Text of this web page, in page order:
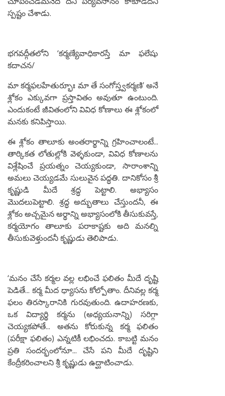
స్పష్టం చేశాడు.
భగవద్గీతలోని ‘కర్మణ్యేవాధికారస్తే మా ఫలేషు
కదాచన/
మా కర్మఫలహేతుర్భూః మా తే సంగోస్త్వకర్మణి’ అనే
శ్లోకం ఎక్కువగా ప్రస్తావితం అవుతూ ఉంటుంది.
ఎందుకంటే జీవితంలోని వివిధ కోణాలు ఈ శ్లోకంలో
మనకు కనిపిస్తాయి.
ఈ శ్లోకం తాలూకు అంతరార్థాన్ని గ్రహించాలంటే...
తార్కికత లోతుల్లోకి వెళ్ళకుండా, వివిధ కోణాలను
విశ్లేషించే ప్రయత్నం చెయ్యకుండా, సారాంశాన్ని
అమలు చెయ్యడమే సులువైన పద్ధతి. దానికోసం శ్రీ
కృష్ణుడి మీదే శ్రద్ధ పెట్టాలి. అభ్యాసం
మొదలుపెట్టాలి. శ్రద్ధ అద్భుతాలు చేస్తుందనీ, ఈ
శ్లోకం అచ్చమైన అర్థాన్ని అభ్యాసంలోకి తీసుకువస్తే,
కర్మయోగం తాలూకు పరాకాష్టకు అది మనల్ని
తీసుకువెళ్తుందనీ కృష్ణుడు తెలిపాడు.
‘మనం చేసే కర్మల వల్ల లభించే ఫలితం మీదే దృష్టి
పెడితే... కర్మ మీద ధ్యాసను కోల్పోతాం. దీనివల్ల కర్మ
ఫలం తిరస్కారానికి గురవుతుంది. ఉదాహరణకు,
ఒక విద్యార్థి కర్మను (అధ్యయనాన్ని) సరిగ్గా
చెయ్యకపోతే... అతను కోరుకున్న కర్మ ఫలితం
(పరీక్షా ఫలితం) ఎన్నటికీ లభించదు. కాబట్టి మనం
ప్రతి సందర్భంలోనూ... చేసే పని మీదే దృష్టిని
కేంద్రీకరించాలని శ్రీ కృష్ణుడు ఉద్ఘాటించాడు.